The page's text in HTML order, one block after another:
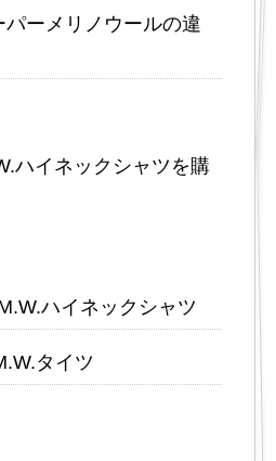
パーメリノウールの違
ハイネックシャツを購
ハイネックシャツ
タイツ